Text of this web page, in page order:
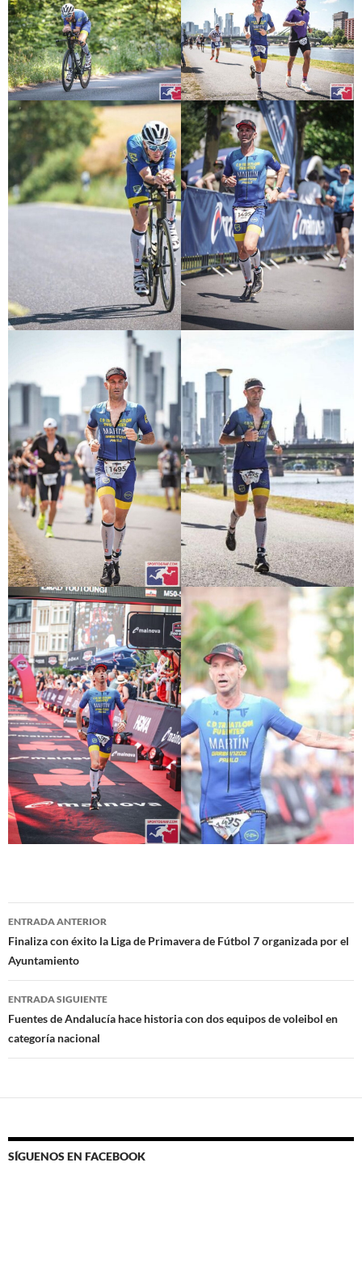
Navegación
de
entradas
ENTRADA ANTERIOR
Finaliza con éxito la Liga de Primavera de Fútbol 7 organizada por el
Ayuntamiento
ENTRADA SIGUIENTE
Fuentes de Andalucía hace historia con dos equipos de voleibol en
categoría nacional
SÍGUENOS EN FACEBOOK